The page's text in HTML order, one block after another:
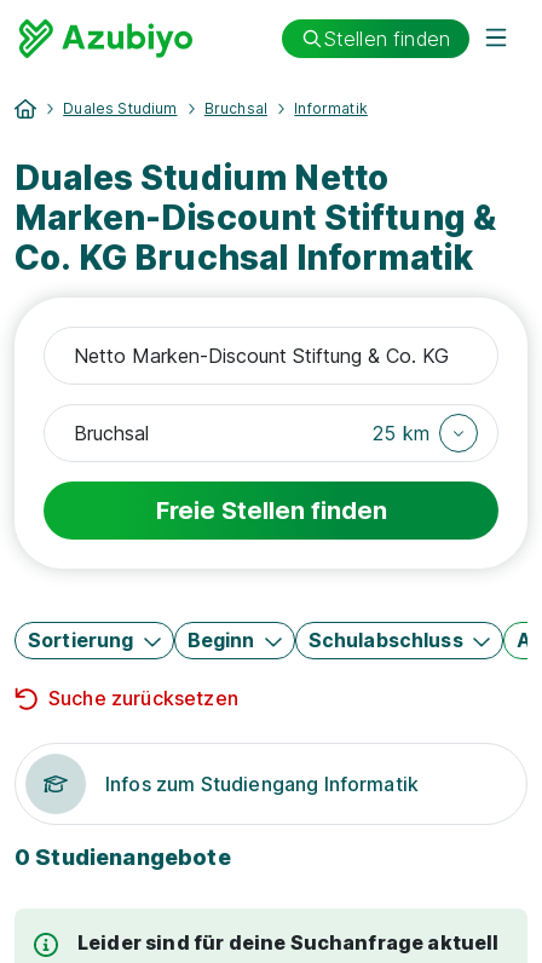
Stellen finden
Duales Studium Bruchsal Informatik
Duales Studium Netto
Marken-Discount Stiftung &
Co. KG Bruchsal Informatik
25 km
Freie Stellen finden
Sortierung Beginn Schulabschluss
Suche zurücksetzen
Infos zum Studiengang Informatik
0 Studienangebote
Leider sind für deine Suchanfrage aktuell